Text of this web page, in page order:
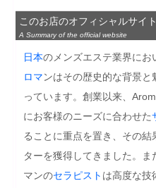
このお店のオフィシャルサイ
A Summary of the official website
日本のメンズエステ業界にお
ロマンはその歴史的な背景と
っています。創業以来、
にお客様のニーズに合わせた
ることに重点を置き、その結
ターを獲得してきました。ま
マンのセラピスト は高度な技